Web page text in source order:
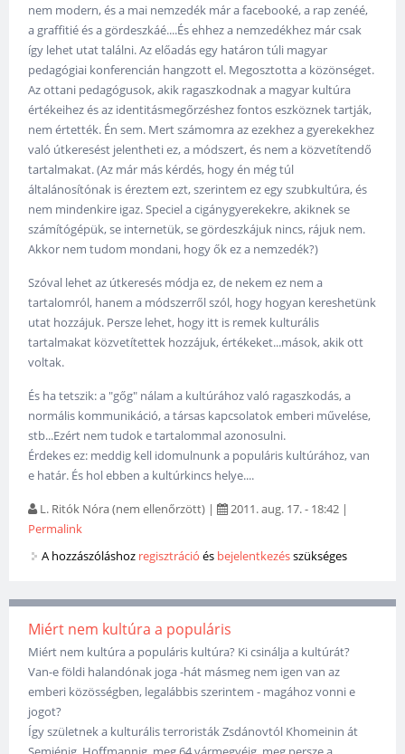
nem modern, és a mai nemzedék már a facebooké, a rap zenéé,
a graffitié és a gördeszkáé....És ehhez a nemzedékhez már csak
így lehet utat találni. Az előadás egy határon túli magyar
pedagógiai konferencián hangzott el. Megosztotta a közönséget.
Az ottani pedagógusok, akik ragaszkodnak a magyar kultúra
értékeihez és az identitásmegőrzéshez fontos eszköznek tartják,
nem értették. Én sem. Mert számomra az ezekhez a gyerekekhez
való útkeresést jelentheti ez, a módszert, és nem a közvetítendő
tartalmakat. (Az már más kérdés, hogy én még túl
általánosítónak is éreztem ezt, szerintem ez egy szubkultúra, és
nem mindenkire igaz. Speciel a cigánygyerekekre, akiknek se
számítógépük, se internetük, se gördeszkájuk nincs, rájuk nem.
Akkor nem tudom mondani, hogy ők ez a nemzedék?)
Szóval lehet az útkeresés módja ez, de nekem ez nem a
tartalomról, hanem a módszerről szól, hogy hogyan kereshetünk
utat hozzájuk. Persze lehet, hogy itt is remek kulturális
tartalmakat közvetítettek hozzájuk, értékeket...mások, akik ott
voltak.
És ha tetszik: a "gőg" nálam a kultúrához való ragaszkodás, a
normális kommunikáció, a társas kapcsolatok emberi művelése,
stb...Ezért nem tudok e tartalommal azonosulni.
Érdekes ez: meddig kell idomulnunk a populáris kultúrához, van
e határ. És hol ebben a kultúrkincs helye....
L. Ritók Nóra (nem ellenőrzött) | 2011. aug. 17. - 18:42 |
Permalink
A hozzászóláshoz regisztráció és bejelentkezésszükséges
Miért nem kultúra a populáris
Miért nem kultúra a populáris kultúra? Ki csinálja a kultúrát?
Van-e földi halandónak joga -hát másmeg nem igen van az
emberi közösségben, legalábbis szerintem - magához vonni e
jogot?
Így születnek a kulturális terroristák Zsdánovtól Khomeinin át